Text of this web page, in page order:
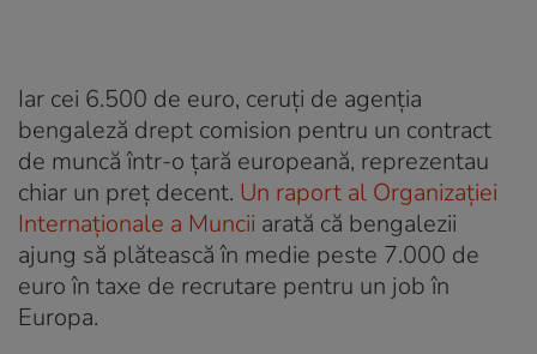
Iar cei 6.500 de euro, ceruți de agenția
bengaleză drept comision pentru un contract
de muncă într-o țară europeană, reprezentau
chiar un preț decent. Un raport al Organizației
Internaționale a Muncii arată că bengalezii
ajung să plătească în medie peste 7.000 de
euro în taxe de recrutare pentru un job în
Europa.